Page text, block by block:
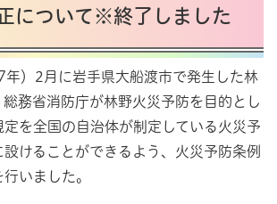
について※終了しました
）2月に岩手県大船渡市で発生した林
務省消防庁が林野火災予防を目的とし
定を全国の自治体が制定している火災予
設けることができるよう、火災予防条例
いました。